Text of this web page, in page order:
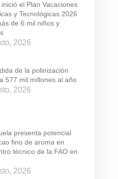
el Plan Vacaciones
y Tecnológicas 2026
de 6 mil niños y
2026
de la polinización
577 mil millones al año
2026
presenta potencial
fino de aroma en
técnico de la FAO en
2026